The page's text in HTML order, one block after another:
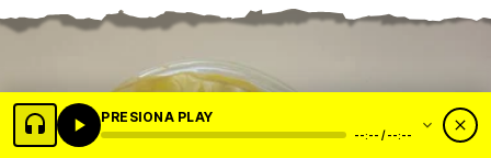
PRESIONA PLAY
--:-- / --:--